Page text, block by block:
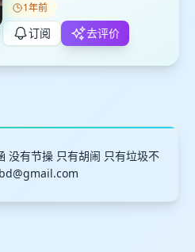
1年前
订阅 去评价
没有节操 只有胡闹 只有垃圾不
取消 确定